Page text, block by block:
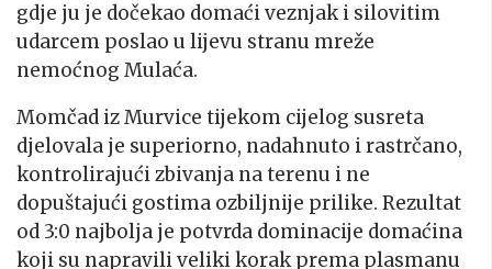
gdje ju je dočekao domaći veznjak i silovitim
udarcem poslao u lijevu stranu mreže
nemoćnog Mulaća.
Momčad iz Murvice tijekom cijelog susreta
djelovala je superiorno, nadahnuto i rastrčano,
kontrolirajući zbivanja na terenu i ne
dopuštajući gostima ozbiljnije prilike. Rezultat
od 3:0 najbolja je potvrda dominacije domaćina
koji su napravili veliki korak prema plasmanu